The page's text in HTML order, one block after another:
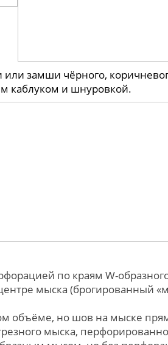
замши чёрного,
каблуком и шнуровкой.
по краям W-
мыска (брогированный
объёме, но шов на мыске
мыска,